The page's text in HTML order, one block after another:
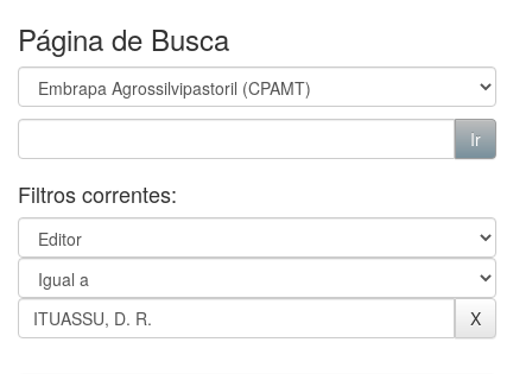
Página de Busca
Filtros correntes: